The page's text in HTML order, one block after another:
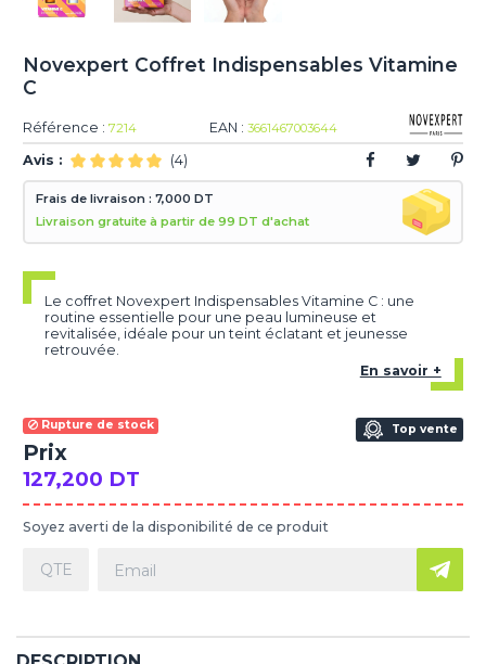
Novexpert Coffret Indispensables Vitamine
C
Référence : 7214 EAN : 3661467003644
Avis : (4)
Frais de livraison : 7,000 DT
Livraison gratuite à partir de 99 DT d'achat
Le coffret Novexpert Indispensables Vitamine C : une
routine essentielle pour une peau lumineuse et
revitalisée, idéale pour un teint éclatant et jeunesse
retrouvée.
En savoir +
Rupture de stock
Prix
127,200 DT
Top vente
Soyez averti de la disponibilité de ce produit